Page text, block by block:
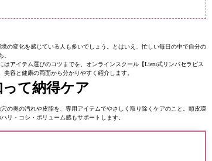
の変化を感じている人も多いでしょう。とはいえ、忙しい毎日の中で自分の
。
アイテム選びのコツまでを、オンラインスクール【Lieru式リンパセラピス
容と健康の両面から分かりやすく紹介します。
って納得ケア
の奥の汚れや皮脂を、専用アイテムでやさしく取り除くケアのこと。頭皮環
リ・コシ・ボリューム感もサポートします。